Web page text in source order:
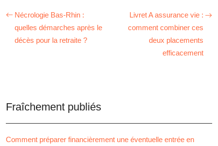
Nécrologie Bas-Rhin :
quelles démarches après le
décès pour la retraite ?
Livret A assurance vie :
comment combiner ces
deux placements
efficacement
Fraîchement publiés
Comment préparer financièrement une éventuelle entrée en